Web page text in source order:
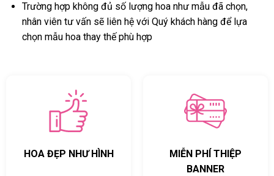
Trường hợp không đủ số lượng hoa như mẫu đã chọn,
nhân viên tư vấn sẽ liên hệ với Quý khách hàng để lựa
chọn mẫu hoa thay thế phù hợp
HOA ĐẸP NHƯ HÌNH
MIỄN PHÍ THIỆP
BANNER